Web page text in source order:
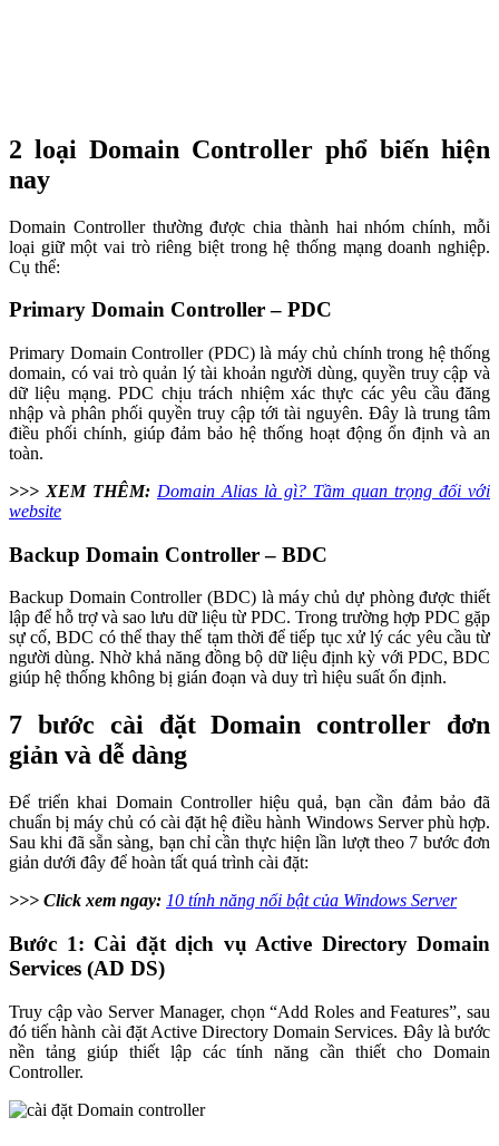
2 loại Domain Controller phổ biến hiện
nay
Domain Controller thường được chia thành hai nhóm chính, mỗi
loại giữ một vai trò riêng biệt trong hệ thống mạng doanh nghiệp.
Cụ thể:
Primary Domain Controller – PDC
Primary Domain Controller (PDC) là máy chủ chính trong hệ thống
domain, có vai trò quản lý tài khoản người dùng, quyền truy cập và
dữ liệu mạng. PDC chịu trách nhiệm xác thực các yêu cầu đăng
nhập và phân phối quyền truy cập tới tài nguyên. Đây là trung tâm
điều phối chính, giúp đảm bảo hệ thống hoạt động ổn định và an
toàn.
>>> XEM THÊM: Domain Alias là gì? Tầm quan trọng đối với
website
Backup Domain Controller – BDC
Backup Domain Controller (BDC) là máy chủ dự phòng được thiết
lập để hỗ trợ và sao lưu dữ liệu từ PDC. Trong trường hợp PDC gặp
sự cố, BDC có thể thay thế tạm thời để tiếp tục xử lý các yêu cầu từ
người dùng. Nhờ khả năng đồng bộ dữ liệu định kỳ với PDC, BDC
giúp hệ thống không bị gián đoạn và duy trì hiệu suất ổn định.
7 bước cài đặt Domain controller đơn
giản và dễ dàng
Để triển khai Domain Controller hiệu quả, bạn cần đảm bảo đã
chuẩn bị máy chủ có cài đặt hệ điều hành Windows Server phù hợp.
Sau khi đã sẵn sàng, bạn chỉ cần thực hiện lần lượt theo 7 bước đơn
giản dưới đây để hoàn tất quá trình cài đặt:
>>> Click xem ngay: 10 tính năng nổi bật của Windows Server
Bước 1: Cài đặt dịch vụ Active Directory Domain
Services (AD DS)
Truy cập vào Server Manager, chọn “Add Roles and Features”, sau
đó tiến hành cài đặt Active Directory Domain Services. Đây là bước
nền tảng giúp thiết lập các tính năng cần thiết cho Domain
Controller.